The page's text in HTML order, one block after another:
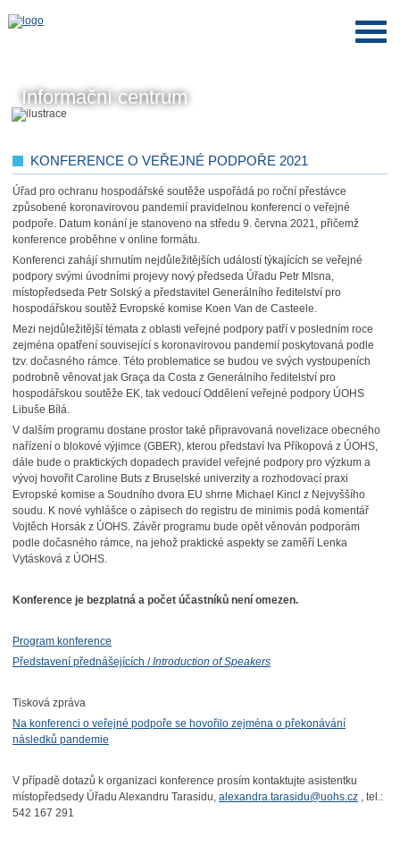
Informační centrum
KONFERENCE O VEŘEJNÉ PODPOŘE 2021
Úřad pro ochranu hospodářské soutěže uspořádá po roční přestávce
způsobené koronavirovou pandemií pravidelnou konferenci o veřejné
podpoře. Datum konání je stanoveno na středu 9. června 2021, přičemž
konference proběhne v online formátu.
Konferenci zahájí shrnutím nejdůležitějších událostí týkajících se veřejné
podpory svými úvodními projevy nový předseda Úřadu Petr Mlsna,
místopředseda Petr Solský a představitel Generálního ředitelství pro
hospodářskou soutěž Evropské komise Koen Van de Casteele.
Mezi nejdůležitější témata z oblasti veřejné podpory patří v posledním roce
zejména opatření související s koronavirovou pandemií poskytovaná podle
tzv. dočasného rámce. Této problematice se budou ve svých vystoupeních
podrobně věnovat jak Graça da Costa z Generálního ředitelství pro
hospodářskou soutěže EK, tak vedoucí Oddělení veřejné podpory ÚOHS
Libuše Bílá.
V dalším programu dostane prostor také připravovaná novelizace obecného
nařízení o blokové výjimce (GBER), kterou představí Iva Příkopová z ÚOHS,
dále bude o praktických dopadech pravidel veřejné podpory pro výzkum a
vývoj hovořit Caroline Buts z Bruselské univerzity a rozhodovací praxi
Evropské komise a Soudního dvora EU shrne Michael Kincl z Nejvyššího
soudu. K nové vyhlášce o zápisech do registru de minimis podá komentář
Vojtěch Horsák z ÚOHS. Závěr programu bude opět věnován podporám
podle dočasného rámce, na jehož praktické aspekty se zaměří Lenka
Vytásková z ÚOHS.
Konference je bezplatná a počet účastníků není omezen.
Program konference
Představení přednášejících /Introduction of Speakers
Tisková zpráva
Na konferenci o veřejné podpoře se hovořilo zejména o překonávání
následků pandemie
V případě dotazů k organizaci konference prosím kontaktujte asistentku
místopředsedy Úřadu Alexandru Tarasidu, alexandra.tarasidu@uohs.cz, tel.:
542 167 291